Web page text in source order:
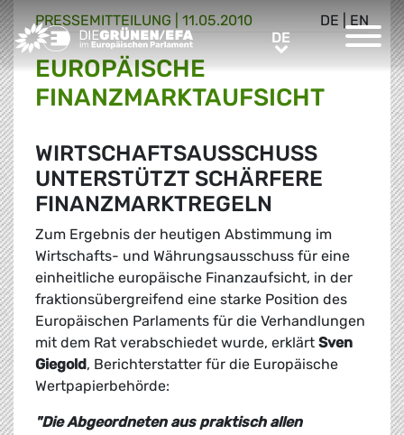
Greens/EFA Home DEDE
DE EN
PRESSE­MITTEILUNG 11.05.2010
EUROPÄISCHE
FINANZMARKTAUFSICHT
WIRTSCHAFTSAUSSCHUSS
UNTERSTÜTZT SCHÄRFERE
FINANZMARKTREGELN
Zum Ergebnis der heutigen Abstimmung im
Wirtschafts- und Währungsausschuss für eine
einheitliche europäische Finanzaufsicht, in der
fraktionsübergreifend eine starke Position des
Europäischen Parlaments für die Verhandlungen
mit dem Rat verabschiedet wurde, erklärt Sven
Giegold, Berichterstatter für die Europäische
Wertpapierbehörde:
"Die Abgeordneten aus praktisch allen